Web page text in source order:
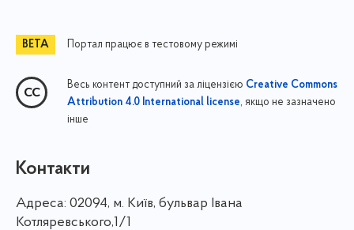
Портал працює в тестовому режимі
Весь контент доступний за ліцензією Creative Commons
Attribution 4.0 International license, якщо не зазначено
інше
Контакти
Адреса: 02094, м. Київ, бульвар Івана
Котляревського,1/1